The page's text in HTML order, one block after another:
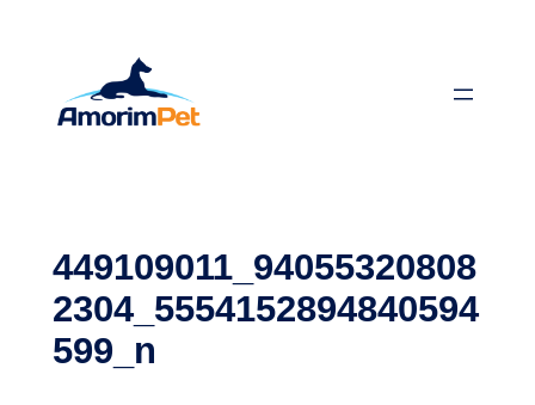
conteúdo
449109011_94055320808
2304_5554152894840594
599_n